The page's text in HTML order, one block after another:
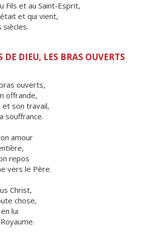
Fils et au Saint-Esprit,
et qui vient,
siècles.
DIEU, LES BRAS OUVERTS
ouverts,
offrande,
son travail,
souffrance.
amour
repos
vers le Père.
Christ,
chose,
lui